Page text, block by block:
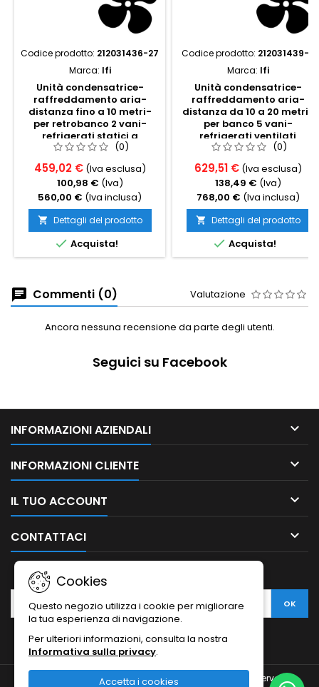
Codice prodotto: 212031436-27
Marca: Ifi
Unità condensatrice-
raffreddamento aria-
distanza fino a 10 metri-
per retrobanco 2 vani-
refrigerati statici a
scomparsa(0)
459,02 € (Iva esclusa)
100,98 € (Iva)
560,00 € (Iva inclusa)
 Dettagli del prodotto
 Acquista!
Codice prodotto: 212031439-6
Marca: Ifi
Unità condensatrice-
raffreddamento aria-
distanza da 10 a 20 metri-
per banco 5 vani-
refrigerati ventilati
(0)
629,51 € (Iva esclusa)
138,49 € (Iva)
768,00 € (Iva inclusa)
 Dettagli del prodotto
 Acquista!
Commenti (0) Valutazione
Ancora nessuna recensione da parte degli utenti.
Seguici su Facebook
INFORMAZIONI AZIENDALI 
INFORMAZIONI CLIENTE 
IL TUO ACCOUNT 
CONTATTACI 
Cookies
Questo negozio utilizza i cookie per migliorare
la tua esperienza di navigazione.
Per ulteriori informazioni, consulta la nostra
Informativa sulla privacy.
Accetta i cookies
© Copyright 2010-2026 Ristodesk : tutti i diritti sono riservati |